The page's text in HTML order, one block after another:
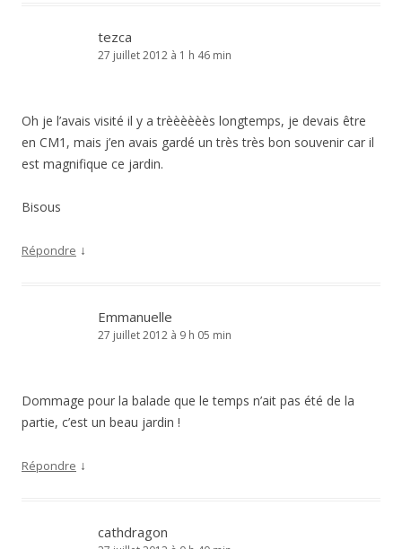
tezca
27 juillet 2012 à 1 h 46 min
Oh je l’avais visité il y a trèèèèèès longtemps, je devais être
en CM1, mais j’en avais gardé un très très bon souvenir car il
est magnifique ce jardin.
Bisous
Répondre ↓
Emmanuelle
27 juillet 2012 à 9 h 05 min
Dommage pour la balade que le temps n’ait pas été de la
partie, c’est un beau jardin !
Répondre ↓
cathdragon